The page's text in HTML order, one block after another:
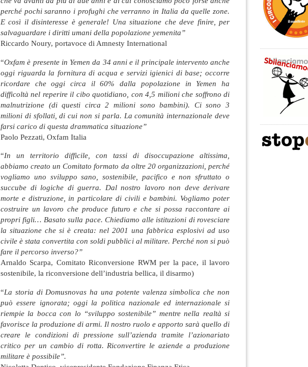
perché pochi saranno i profughi che verranno in Italia da quelle zone.
E così il disinteresse è generale! Una situazione che deve finire, per
salvaguardare i diritti umani della popolazione yemenita”
Riccardo Noury, portavoce di Amnesty International
“Oxfam è presente in Yemen da 34 anni e il principale intervento anche
oggi riguarda la fornitura di acqua e servizi igienici di base; occorre
ricordare che oggi circa il 60% dalla popolazione in Yemen ha
difficoltà nel reperire il cibo quotidiano, con 4,5 milioni che soffrono di
malnutrizione (di questi circa 2 milioni sono bambini). Ci sono 3
milioni di sfollati, di cui non si parla. La comunità internazionale deve
farsi carico di questa drammatica situazione”
Paolo Pezzati, Oxfam Italia
“In un territorio difficile, con tassi di disoccupazione altissima,
abbiamo creato un Comitato formato da oltre 20 organizzazioni, perché
vogliamo uno sviluppo sano, sostenibile, pacifico e non sfruttato o
succube di logiche di guerra. Dal nostro lavoro non deve derivare
morte e distruzione, in particolare di civili e bambini. Vogliamo poter
costruire un lavoro che produce futuro e che si possa raccontare ai
propri figli… Basato sulla pace. Chiediamo alle istituzioni di rovesciare
la situazione che si è creata: nel 2001 una fabbrica esplosivi ad uso
civile è stata convertita con soldi pubblici al militare. Perché non si può
fare il percorso inverso?”
Arnaldo Scarpa, Comitato Riconversione RWM per la pace, il lavoro
sostenibile, la riconversione dell’industria bellica, il disarmo)
“La storia di Domusnovas ha una potente valenza simbolica che non
può essere ignorata; oggi la politica nazionale ed internazionale si
riempie la bocca con lo “sviluppo sostenibile” mentre nella realtà si
favorisce la produzione di armi. Il nostro ruolo e apporto sarà quello di
creare le condizioni di pressione sull’azienda tramite l’azionariato
critico per un cambio di rotta. Riconvertire le aziende a produzione
militare è possibile”.